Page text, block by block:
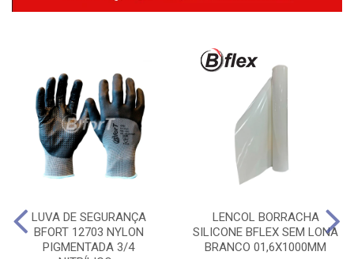
LUVA DE SEGURANÇA
BFORT 12703 NYLON
PIGMENTADA 3/4
LENCOL BORRACHA
SILICONE BFLEX SEM LONA
BRANCO 01,6X1000MM